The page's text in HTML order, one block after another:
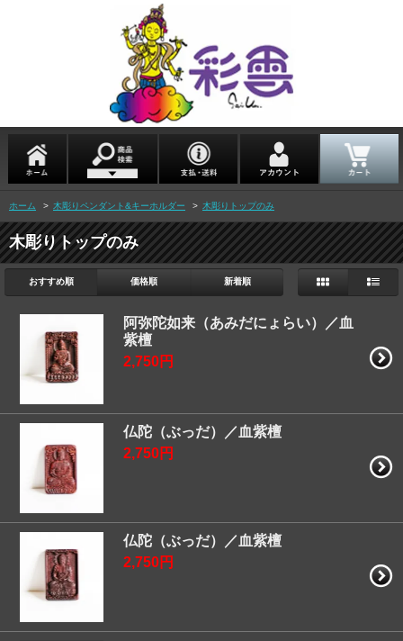
ホーム > 木彫りペンダント&キーホルダー > 木彫りトップのみ
木彫りトップのみ
おすすめ順 価格順 新着順
阿弥陀如来（あみだにょらい）／血
紫檀
2,750円
仏陀（ぶっだ）／血紫檀
2,750円
仏陀（ぶっだ）／血紫檀
2,750円